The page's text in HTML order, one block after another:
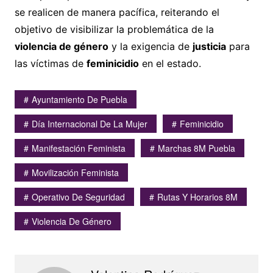
se realicen de manera pacífica, reiterando el
objetivo de visibilizar la problemática de la
violencia de géneroy la exigencia de justiciapara
las víctimas de feminicidioen el estado.
Ayuntamiento De Puebla
Día Internacional De La Mujer
Feminicidio
Manifestación Feminista
Marchas 8M Puebla
Movilización Feminista
Operativo De Seguridad
Rutas Y Horarios 8M
Violencia De Género